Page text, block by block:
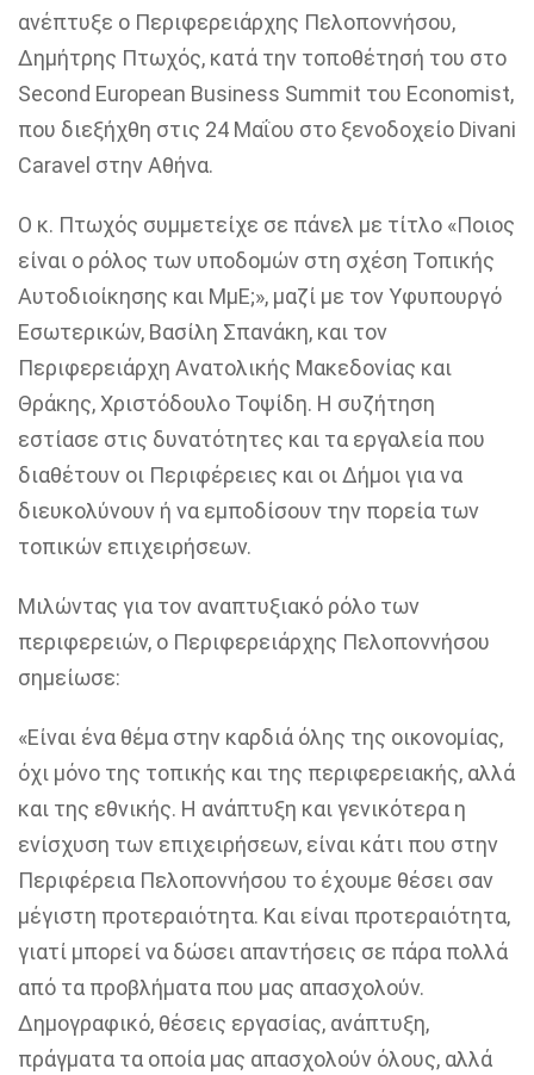
ανέπτυξε ο Περιφερειάρχης Πελοποννήσου,
Δημήτρης Πτωχός, κατά την τοποθέτησή του στο
Second European Business Summit του Economist,
που διεξήχθη στις 24 Μαΐου στο ξενοδοχείο Divani
Caravel στην Αθήνα.
Ο κ. Πτωχός συμμετείχε σε πάνελ με τίτλο «Ποιος
είναι ο ρόλος των υποδομών στη σχέση Τοπικής
Αυτοδιοίκησης και ΜμΕ;», μαζί με τον Υφυπουργό
Εσωτερικών, Βασίλη Σπανάκη, και τον
Περιφερειάρχη Ανατολικής Μακεδονίας και
Θράκης, Χριστόδουλο Τοψίδη. Η συζήτηση
εστίασε στις δυνατότητες και τα εργαλεία που
διαθέτουν οι Περιφέρειες και οι Δήμοι για να
διευκολύνουν ή να εμποδίσουν την πορεία των
τοπικών επιχειρήσεων.
Μιλώντας για τον αναπτυξιακό ρόλο των
περιφερειών, ο Περιφερειάρχης Πελοποννήσου
σημείωσε:
«Είναι ένα θέμα στην καρδιά όλης της οικονομίας,
όχι μόνο της τοπικής και της περιφερειακής, αλλά
και της εθνικής. Η ανάπτυξη και γενικότερα η
ενίσχυση των επιχειρήσεων, είναι κάτι που στην
Περιφέρεια Πελοποννήσου το έχουμε θέσει σαν
μέγιστη προτεραιότητα. Και είναι προτεραιότητα,
γιατί μπορεί να δώσει απαντήσεις σε πάρα πολλά
από τα προβλήματα που μας απασχολούν.
Δημογραφικό, θέσεις εργασίας, ανάπτυξη,
πράγματα τα οποία μας απασχολούν όλους, αλλά